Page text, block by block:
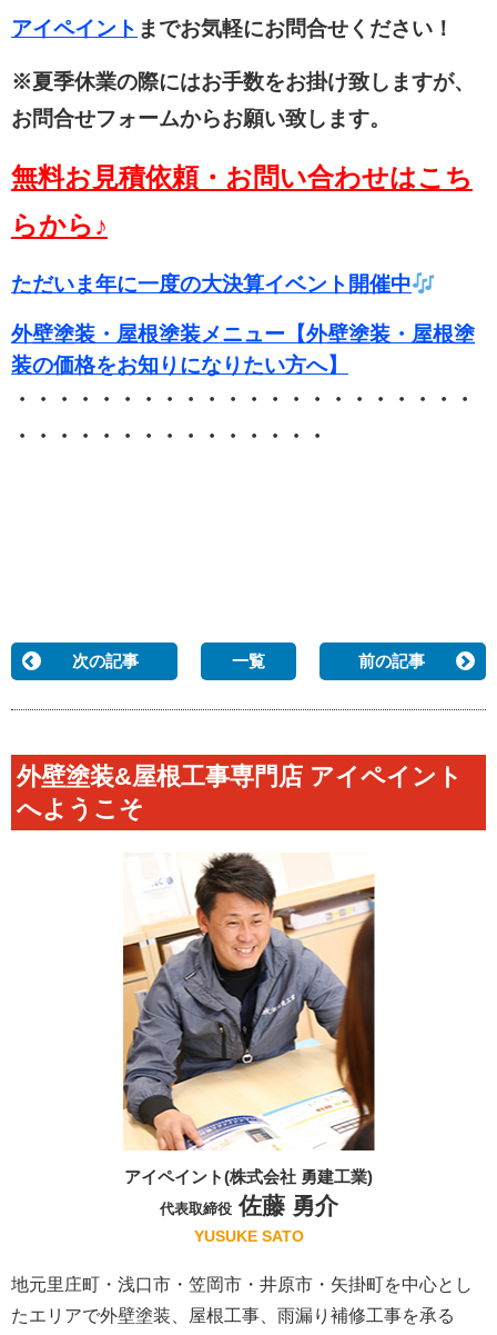
アイペイント までお気軽にお問合せください！
※夏季休業の際にはお手数をお掛け致しますが、
お問合せフォームからお願い致します。
無料お見積依頼・お問い合わせはこち
らから♪
ただいま年に一度の大決算イベント開催中
外壁塗装・屋根塗装メニュー【外壁塗装・屋根塗
装の価格をお知りになりたい方へ】
・・・・・・・・・・・・・・・・・・・・・・
・・・・・・・・・・・・・・・
次の記事 一覧 前の記事
外壁塗装&屋根工事専門店 アイペイント
へようこそ
アイペイント(株式会社 勇建工業)
代表取締役佐藤 勇介
YUSUKE SATO
地元里庄町・浅口市・笠岡市・井原市・矢掛町を中心とし
たエリアで外壁塗装、屋根工事、雨漏り補修工事を承る